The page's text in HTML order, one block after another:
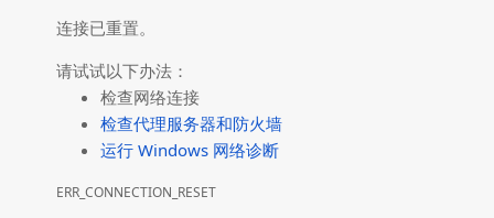
连接已重置。
请试试以下办法：
检查网络连接
检查代理服务器和防火墙
运行 Windows 网络诊断
ERR_CONNECTION_RESET